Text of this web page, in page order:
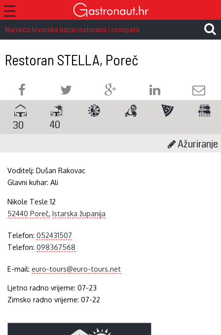
☰
Najveća hrvatska baza restorana i recepata
Restoran STELLA, Poreč
30
40
Ažuriranje
Voditelj:Dušan Rakovac
Glavni kuhar:Ali
Nikole Tesle 12
52440 Poreč,Istarska županija
Telefon:052431507
Telefon:098367568
E-mail:euro-tours@euro-tours.net
Ljetno radno vrijeme: 07-23
Zimsko radno vrijeme: 07-22